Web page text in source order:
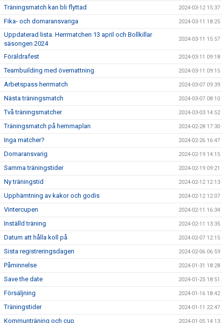
Träningsmatch kan bli flyttad 2024-03-12 15:37
Fika- och domaransvariga 2024-03-11 18:25
Uppdaterad lista. Herrmatchen 13 april och Bollkillar
säsongen 2024
2024-03-11 15:57
Föräldrafest 2024-03-11 09:18
Teambuilding med övernattning 2024-03-11 09:15
Arbetspass herrmatch 2024-03-07 09:39
Nästa träningsmatch 2024-03-07 08:10
Två träningsmatcher 2024-03-03 14:52
Träningsmatch på hemmaplan 2024-02-28 17:30
Inga matcher? 2024-02-26 16:47
Domaransvarig 2024-02-19 14:15
Samma träningstider 2024-02-19 09:21
Ny träningstid 2024-02-12 12:13
Upphämtning av kakor och godis 2024-02-12 12:07
Vintercupen 2024-02-11 16:34
Inställd träning 2024-02-11 13:35
Datum att hålla koll på 2024-02-07 12:15
Sista registreringsdagen 2024-02-06 06:59
Påminnelse 2024-01-31 18:28
Save the date 2024-01-25 18:51
Försäljning 2024-01-16 18:42
Träningstider 2024-01-11 22:47
Kommunträning och cup 2024-01-05 14:13